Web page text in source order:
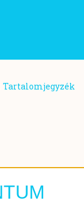
Tartalomjegyzék